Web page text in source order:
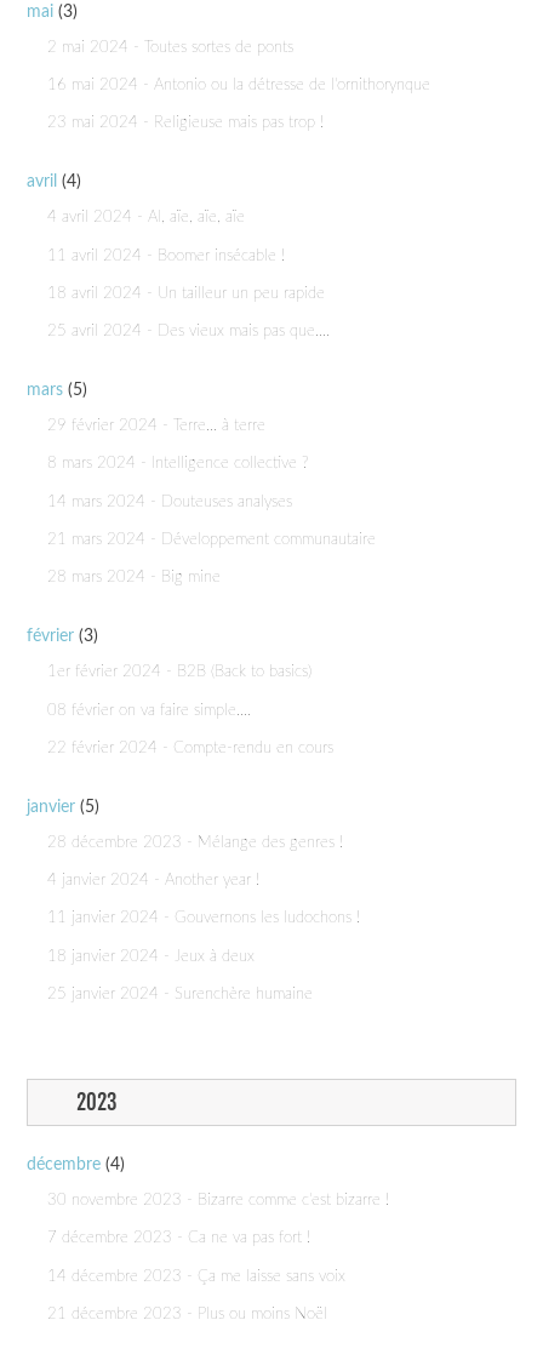
mai (3)
2 mai 2024 - Toutes sortes de ponts
16 mai 2024 - Antonio ou la détresse de l'ornithorynque
23 mai 2024 - Religieuse mais pas trop !
avril (4)
4 avril 2024 - AI, aïe, aïe, aïe
11 avril 2024 - Boomer insécable !
18 avril 2024 - Un tailleur un peu rapide
25 avril 2024 - Des vieux mais pas que....
mars (5)
29 février 2024 - Terre... à terre
8 mars 2024 - Intelligence collective ?
14 mars 2024 - Douteuses analyses
21 mars 2024 - Développement communautaire
28 mars 2024 - Big mine
février (3)
1er février 2024 - B2B (Back to basics)
08 février on va faire simple....
22 février 2024 - Compte-rendu en cours
janvier (5)
28 décembre 2023 - Mélange des genres !
4 janvier 2024 - Another year !
11 janvier 2024 - Gouvernons les ludochons !
18 janvier 2024 - Jeux à deux
25 janvier 2024 - Surenchère humaine
2023
décembre (4)
30 novembre 2023 - Bizarre comme c'est bizarre !
7 décembre 2023 - Ca ne va pas fort !
14 décembre 2023 - Ça me laisse sans voix
21 décembre 2023 - Plus ou moins Noël